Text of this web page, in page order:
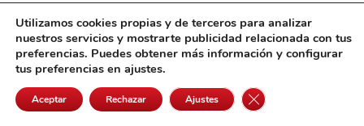
El CB Daimiel ya tiene calendario para la
Primera Nacional y hace un llamamiento a su
afición
agosto 3, 2026
Utilizamos cookies propias y de terceros para analizar
nuestros servicios y mostrarte publicidad relacionada con tus
preferencias. Puedes obtener más información y configurar
tus preferencias en ajustes.
Aceptar Rechazar Ajustes Cerrar el banner de